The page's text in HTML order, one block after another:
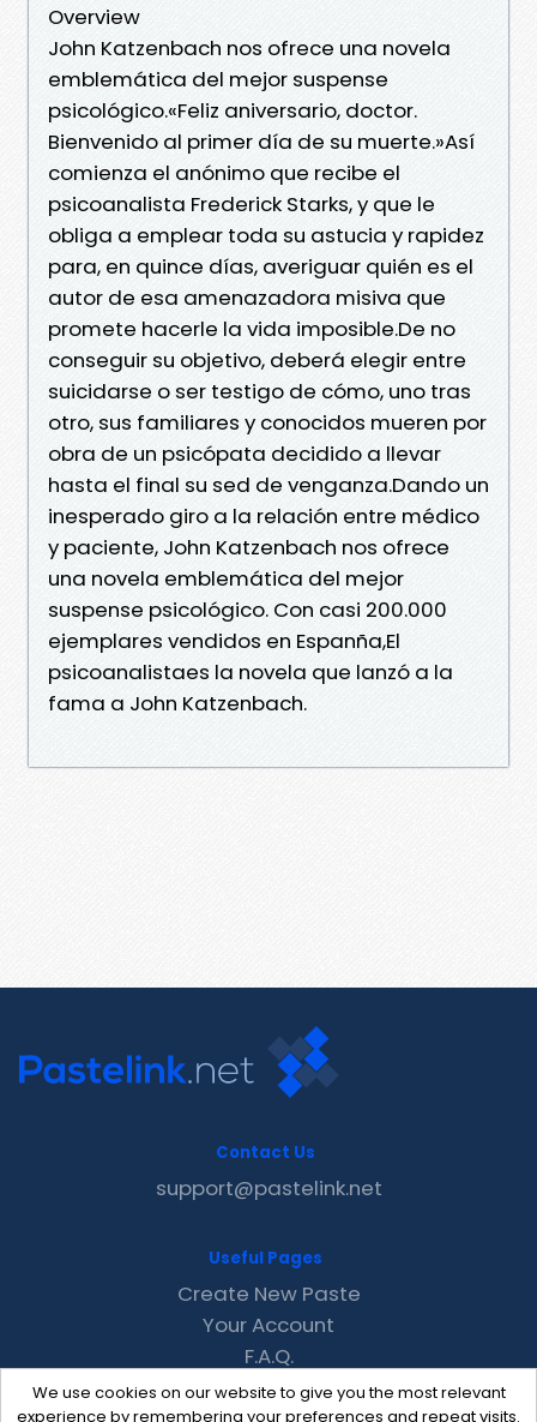
Overview
John Katzenbach nos ofrece una novela
emblemática del mejor suspense
psicológico.«Feliz aniversario, doctor.
Bienvenido al primer día de su muerte.»Así
comienza el anónimo que recibe el
psicoanalista Frederick Starks, y que le
obliga a emplear toda su astucia y rapidez
para, en quince días, averiguar quién es el
autor de esa amenazadora misiva que
promete hacerle la vida imposible.De no
conseguir su objetivo, deberá elegir entre
suicidarse o ser testigo de cómo, uno tras
otro, sus familiares y conocidos mueren por
obra de un psicópata decidido a llevar
hasta el final su sed de venganza.Dando un
inesperado giro a la relación entre médico
y paciente, John Katzenbach nos ofrece
una novela emblemática del mejor
suspense psicológico. Con casi 200.000
ejemplares vendidos en Espanña,El
psicoanalistaes la novela que lanzó a la
fama a John Katzenbach.
We use cookies on our website to give you the most relevant
experience by remembering your preferences and repeat visits.
Contact Us
support@pastelink.net
Useful Pages
Create New Paste
Your Account
F.A.Q.
Recent